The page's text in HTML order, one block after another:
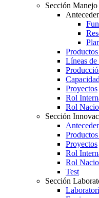
Sección
Líneas
Proyectos
Rol
Rol
Sección
Proyectos
Rol
Rol
Test
Sección